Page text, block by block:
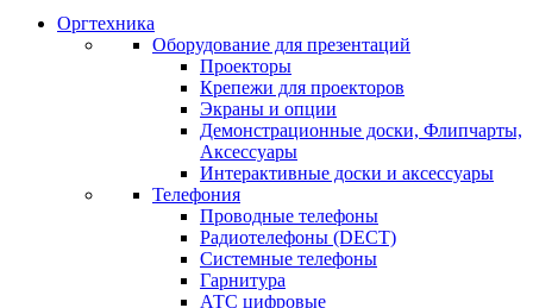
Оргтехника
Оборудование для презентаций
Проекторы
Крепежи для проекторов
Экраны и опции
Демонстрационные доски, Флипчарты,
Аксессуары
Интерактивные доски и аксессуары
Телефония
Проводные телефоны
Радиотелефоны (DECT)
Системные телефоны
Гарнитура
АТС цифровые